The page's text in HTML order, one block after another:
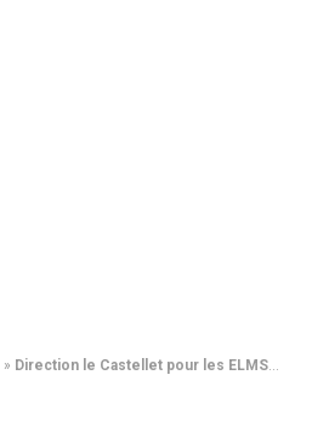
» Direction le Castellet pour les ELMS : mise en jambe avant les 24 heures du Mans 2022